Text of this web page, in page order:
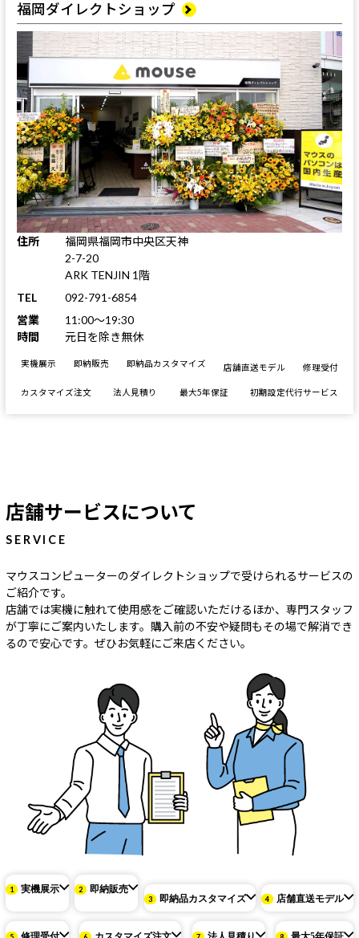
福岡ダイレクトショップ
住所
福岡県福岡市中央区天神
2-7-20
ARK TENJIN 1階
TEL
092-791-6854
営業
時間
11:00～19:30
元日を除き無休
実機展示 即納販売 即納品カスタマイズ 店舗直送モデル 修理受付
カスタマイズ注文 法人見積り 最大5年保証 初期設定代行サービス
店舗サービスについて
SERVICE
マウスコンピューターのダイレクトショップで受けられるサービスの
ご紹介です。
店舗では実機に触れて使用感をご確認いただけるほか、専門スタッフ
が丁寧にご案内いたします。購入前の不安や疑問もその場で解消でき
るので安心です。ぜひお気軽にご来店ください。
実機展示
即納販売
即納品カスタマイズ
店舗直送モデル
修理受付 カスタマイズ注文 法人見積り 最大5年保証